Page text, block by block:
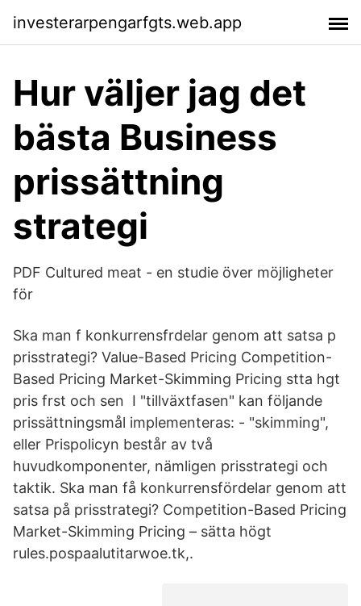
investerarpengarfgts.web.app
Hur väljer jag det
bästa Business
prissättning
strategi
PDF Cultured meat - en studie över möjligheter
för
Ska man f konkurrensfrdelar genom att satsa p
prisstrategi? Value-Based Pricing Competition-
Based Pricing Market-Skimming Pricing stta hgt
pris frst och sen I "tillväxtfasen" kan följande
prissättningsmål implementeras: - "skimming",
eller Prispolicyn består av två
huvudkomponenter, nämligen prisstrategi och
taktik. Ska man få konkurrensfördelar genom att
satsa på prisstrategi? Competition-Based Pricing
Market-Skimming Pricing – sätta högt
rules.pospaalutitarwoe.tk,.